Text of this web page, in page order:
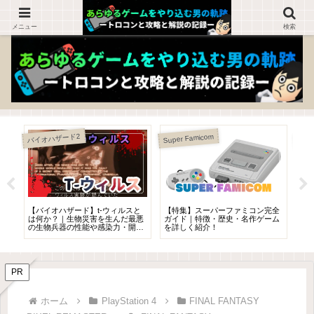
ゲームを知らない人でも楽しめるブログ！
バイオハザード2
【バイオハザード】t-ウィルスと
は何か？｜生物災害を生んだ最悪
の生物兵器の性能や感染力・開発
Super Famicom
【特集】スーパーファミコン完全
ガイド｜特徴・歴史・名作ゲーム
を詳しく紹介！
PR
ホーム PlayStation 4
FINAL FANTASY
メニュー 検索